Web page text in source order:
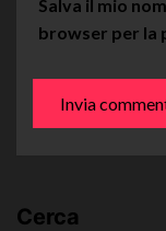
Salva il mio
browser per la
Cerca